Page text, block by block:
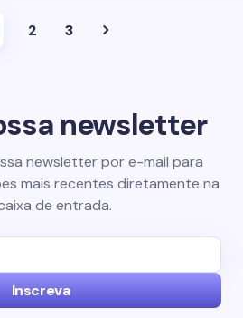
2 3
newsletter
newsletter por e-mail para
mais recentes diretamente na
de entrada.
Inscreva